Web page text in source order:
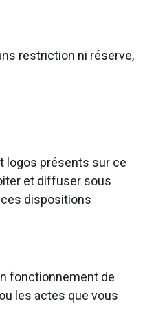
restriction ni réserve,
logos présents sur ce
et diffuser sous
dispositions
fonctionnement de
les actes que vous